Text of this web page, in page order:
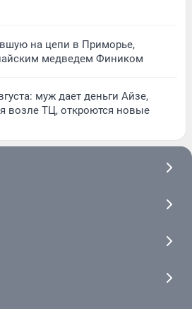
на цепи в Приморье,
медведем Фиником
муж дает деньги Айзе,
возле ТЦ, откроются новые